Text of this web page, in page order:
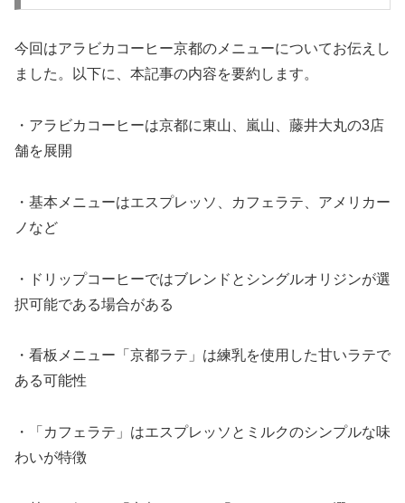
今回はアラビカコーヒー京都のメニューについてお伝えし
ました。以下に、本記事の内容を要約します。
・アラビカコーヒーは京都に東山、嵐山、藤井大丸の3店
舗を展開
・基本メニューはエスプレッソ、カフェラテ、アメリカー
ノなど
・ドリップコーヒーではブレンドとシングルオリジンが選
択可能である場合がある
・看板メニュー「京都ラテ」は練乳を使用した甘いラテで
ある可能性
・「カフェラテ」はエスプレッソとミルクのシンプルな味
わいが特徴